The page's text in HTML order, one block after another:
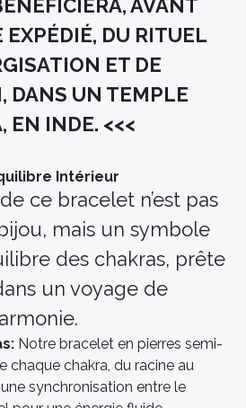
AVANT
EXPÉDIÉ, DU RITUEL
ET DE
DANS UN TEMPLE
EN INDE. <<<
Intérieur
ce bracelet n’est pas
mais un symbole
des chakras, prête
un voyage de
Notre bracelet en pierres semi-
chaque chakra, du racine au
synchronisation entre le